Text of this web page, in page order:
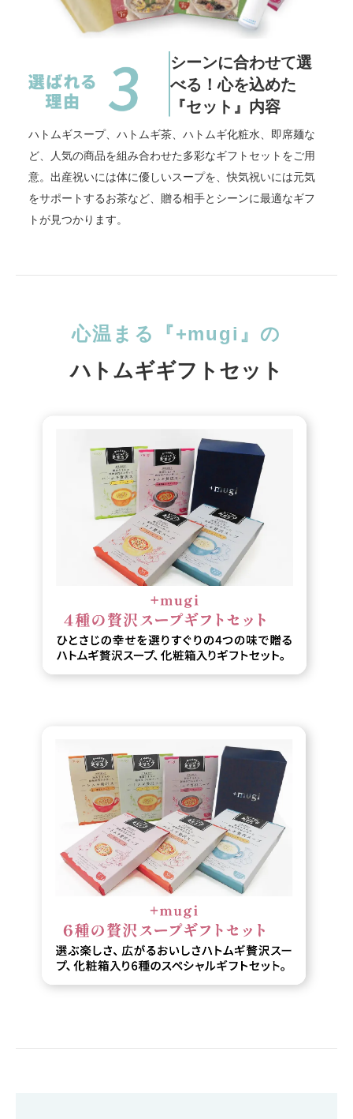
シーンに合わせて選
べる！心を込めた
『セット』内容
ハトムギスープ、ハトムギ茶、ハトムギ化粧水、即席麺な
ど、人気の商品を組み合わせた多彩なギフトセットをご用
意。出産祝いには体に優しいスープを、快気祝いには元気
をサポートするお茶など、贈る相手とシーンに最適なギフ
トが見つかります。
心温まる『+mugi』の
ハトムギギフトセット